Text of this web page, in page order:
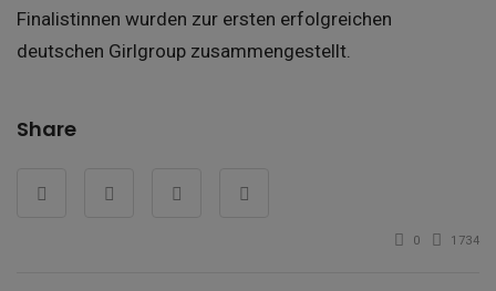
Finalistinnen wurden zur ersten erfolgreichen
deutschen Girlgroup zusammengestellt.
Share
0 1734